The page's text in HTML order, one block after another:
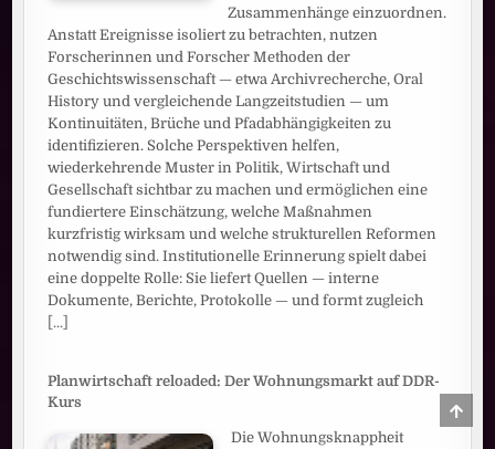
Zusammenhänge einzuordnen.
Anstatt Ereignisse isoliert zu betrachten, nutzen
Forscherinnen und Forscher Methoden der
Geschichtswissenschaft — etwa Archivrecherche, Oral
History und vergleichende Langzeitstudien — um
Kontinuitäten, Brüche und Pfadabhängigkeiten zu
identifizieren. Solche Perspektiven helfen,
wiederkehrende Muster in Politik, Wirtschaft und
Gesellschaft sichtbar zu machen und ermöglichen eine
fundiertere Einschätzung, welche Maßnahmen
kurzfristig wirksam und welche strukturellen Reformen
notwendig sind. Institutionelle Erinnerung spielt dabei
eine doppelte Rolle: Sie liefert Quellen — interne
Dokumente, Berichte, Protokolle — und formt zugleich
[...]
Planwirtschaft reloaded: Der Wohnungsmarkt auf DDR-
Kurs
Die Wohnungsknappheit
TO